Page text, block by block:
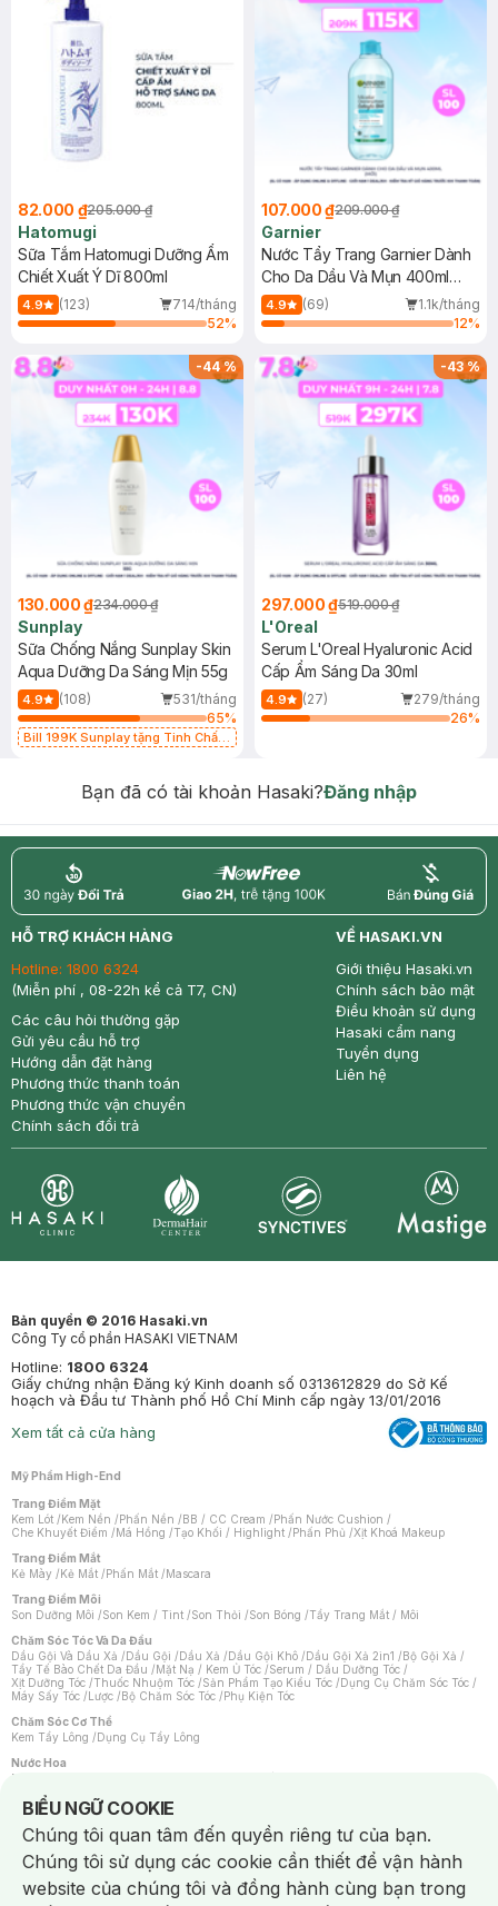
82.000 ₫205.000 ₫
Hatomugi
Sữa Tắm Hatomugi Dưỡng Ẩm
Chiết Xuất Ý Dĩ 800ml
4.9 (123)
714/tháng
52%
107.000 ₫209.000 ₫
Garnier
Nước Tẩy Trang Garnier Dành
Cho Da Dầu Và Mụn 400ml
(Mới)
4.9 (69)
1.1k/tháng
12%
-44%
130.000 ₫234.000 ₫
Sunplay
Sữa Chống Nắng Sunplay Skin
Aqua Dưỡng Da Sáng Mịn 55g
4.9 (108)
531/tháng
65%
Bill 199K Sunplay tặng Tinh Chất
-43%
297.000 ₫519.000 ₫
L'Oreal
Serum L'Oreal Hyaluronic Acid
Cấp Ẩm Sáng Da 30ml
4.9 (27)
279/tháng
26%
Bạn đã có tài khoản Hasaki?Đăng nhập
return nowfree price
HỖ TRỢ KHÁCH HÀNG
Hotline: 1800 6324
(Miễn phí , 08-22h kể cả T7, CN)
Các câu hỏi thường gặp
Gửi yêu cầu hỗ trợ
Hướng dẫn đặt hàng
Phương thức thanh toán
Phương thức vận chuyển
Chính sách đổi trả
VỀ HASAKI.VN
Giới thiệu Hasaki.vn
Chính sách bảo mật
Điều khoản sử dụng
Hasaki cẩm nang
Tuyển dụng
Liên hệ
Bản quyền © 2016 Hasaki.vn
Công Ty cổ phần HASAKI VIETNAM
Hotline: 1800 6324
Giấy chứng nhận Đăng ký Kinh doanh số 0313612829 do Sở Kế
hoạch và Đầu tư Thành phố Hồ Chí Minh cấp ngày 13/01/2016
Xem tất cả cửa hàng
Mỹ Phẩm High-End
Trang Điểm Mặt
Kem Lót /Kem Nền /Phấn Nền /BB / CC Cream /Phấn Nước Cushion /
Che Khuyết Điểm /Má Hồng /Tạo Khối / Highlight /Phấn Phủ /Xịt Khoá Makeup
Trang Điểm Mắt
Kẻ Mày /Kẻ Mắt /Phấn Mắt /Mascara
Trang Điểm Môi
Son Dưỡng Môi /Son Kem / Tint /Son Thỏi /Son Bóng /Tẩy Trang Mắt / Môi
Chăm Sóc Tóc Và Da Đầu
Dầu Gội Và Dầu Xả /Dầu Gội /Dầu Xả /Dầu Gội Khô /Dầu Gội Xả 2in1 /Bộ Gội Xả /
Tẩy Tế Bào Chết Da Đầu /Mặt Nạ / Kem Ủ Tóc /Serum / Dầu Dưỡng Tóc /
Xịt Dưỡng Tóc /Thuốc Nhuộm Tóc /Sản Phẩm Tạo Kiểu Tóc /Dụng Cụ Chăm Sóc Tóc /
Máy Sấy Tóc /Lược /Bộ Chăm Sóc Tóc /Phụ Kiện Tóc
Chăm Sóc Cơ Thể
Kem Tẩy Lông /Dụng Cụ Tẩy Lông
Nước Hoa
Nước Hoa Nữ
Chăm Sóc Cá Nhân
Chống Muỗi /Khẩu Trang /Máy Massage/Mặt Nạ Xông Hơi /Nước Rửa Tay/
Sản Phẩm Chăm Sóc Khác /Bàn Chải Đánh Răng /Bàn Chải Điện/
Hỗ Trợ Trắng Răng/Kem Đánh Răng /Máy Tăm Nước/ Nước Súc Miệng/
Tăm / Chỉ Nha Khoa/ Xịt Thơm Miệng / Dung Dịch Vệ Sinh/Dưỡng Vùng Kín/
Khăn Ướt Vệ Sinh Vùng Kín/Băng Vệ Sinh/Tampon/Bọt Cạo Râu /Dao Cạo Râu/
Máy Cạo Râu
BIỂU NGỮ COOKIE
Notice about cookies usage
Chúng tôi quan tâm đến quyền riêng tư của bạn.
Chúng tôi sử dụng các cookie cần thiết để vận hành
website của chúng tôi và đồng hành cùng bạn trong